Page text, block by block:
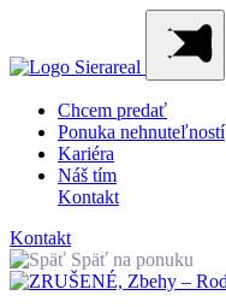
Chcem predať
Ponuka nehnuteľností
Kariéra
Náš tím
Kontakt
Kontakt
Späť na ponuku